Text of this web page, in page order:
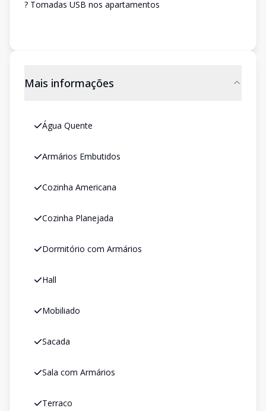
? Tomadas USB nos apartamentos
Mais informações
Água Quente
Armários Embutidos
Cozinha Americana
Cozinha Planejada
Dormitório com Armários
Hall
Mobiliado
Sacada
Sala com Armários
Terraco